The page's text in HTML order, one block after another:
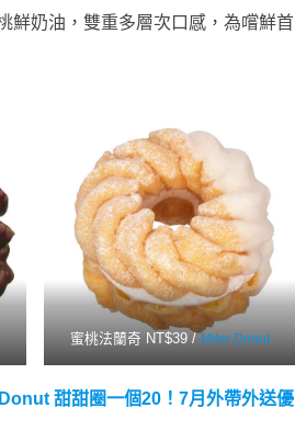
鮮奶油，雙重多層次口感，為嚐鮮首
蜜桃法蘭奇 NT$39 /Miter Donut
甜甜圈一個20！7月外帶外送優